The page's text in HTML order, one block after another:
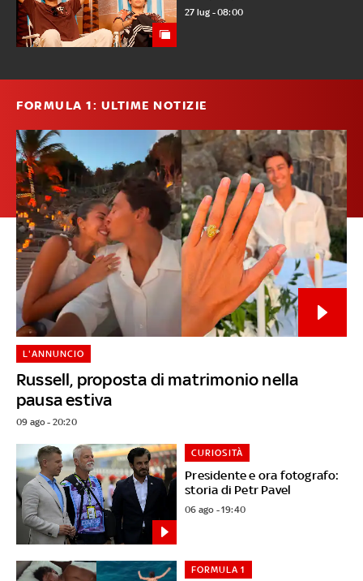
27 lug - 08:00
FORMULA 1: ULTIME NOTIZIE
Russell, proposta di matrimonio nella
pausa estiva
L'ANNUNCIO
09 ago - 20:20
Presidente e ora fotografo:
storia di Petr Pavel
CURIOSITÀ
06 ago - 19:40
FORMULA 1